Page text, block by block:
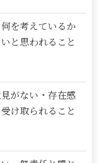
を考えているか
と思われること
がない・存在感
け取られること